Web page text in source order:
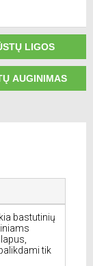
LIGOS
AUGINIMAS
bastutinių
tik